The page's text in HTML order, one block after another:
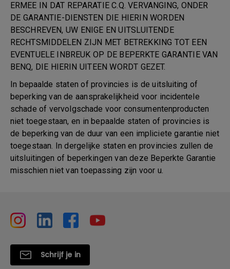
ERMEE IN DAT REPARATIE C.Q. VERVANGING, ONDER
DE GARANTIE-DIENSTEN DIE HIERIN WORDEN
BESCHREVEN, UW ENIGE EN UITSLUITENDE
RECHTSMIDDELEN ZIJN MET BETREKKING TOT EEN
EVENTUELE INBREUK OP DE BEPERKTE GARANTIE VAN
BENQ, DIE HIERIN UITEEN WORDT GEZET.
In bepaalde staten of provincies is de uitsluiting of
beperking van de aansprakelijkheid voor incidentele
schade of vervolgschade voor consumentenproducten
niet toegestaan, en in bepaalde staten of provincies is
de beperking van de duur van een impliciete garantie niet
toegestaan. In dergelijke staten en provincies zullen de
uitsluitingen of beperkingen van deze Beperkte Garantie
misschien niet van toepassing zijn voor u.
Schrijf je in